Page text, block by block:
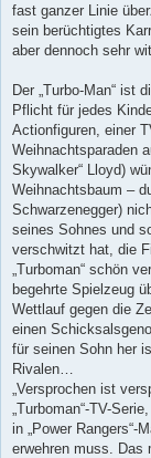
fast ganzer Linie
sein berüchtigtes
aber dennoch sehr
Der „Turbo-Man“ ist
Pflicht für jedes
Actionfiguren, einer
Weihnachtsparaden
Skywalker“ Lloyd)
Weihnachtsbaum –
Schwarzenegger)
seines Sohnes und
verschwitzt hat, die
„Turboman“ schön
begehrte Spielzeug
Wettlauf gegen die
einen
für seinen Sohn her
Rivalen…
„Versprochen ist
„Turboman“-TV-
in „Power Rangers“-
erwehren muss. Das